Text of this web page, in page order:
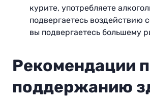
курите, употребляете
подвергаетесь воздействию
вы подвергаетесь большему
Рекомендации
поддержанию